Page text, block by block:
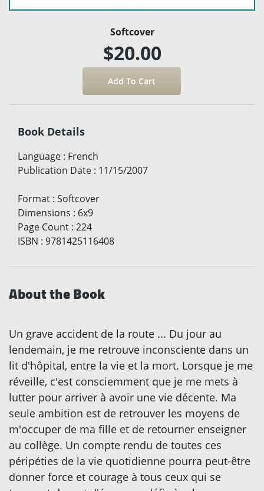
Softcover
$20.00
Book Details
Language : French
Publication Date : 11/15/2007
Format : Softcover
Dimensions : 6x9
Page Count : 224
ISBN : 9781425116408
About the Book
Un grave accident de la route ... Du jour au
lendemain, je me retrouve inconsciente dans un
lit d'hôpital, entre la vie et la mort. Lorsque je me
réveille, c'est consciemment que je me mets à
lutter pour arriver à avoir une vie décente. Ma
seule ambition est de retrouver les moyens de
m'occuper de ma fille et de retourner enseigner
au collège. Un compte rendu de toutes ces
péripéties de la vie quotidienne pourra peut-être
donner force et courage à tous ceux qui se